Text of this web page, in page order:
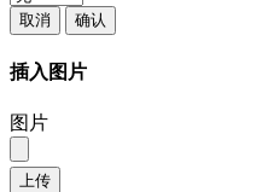
取消 确认
插入图片
图片
上传